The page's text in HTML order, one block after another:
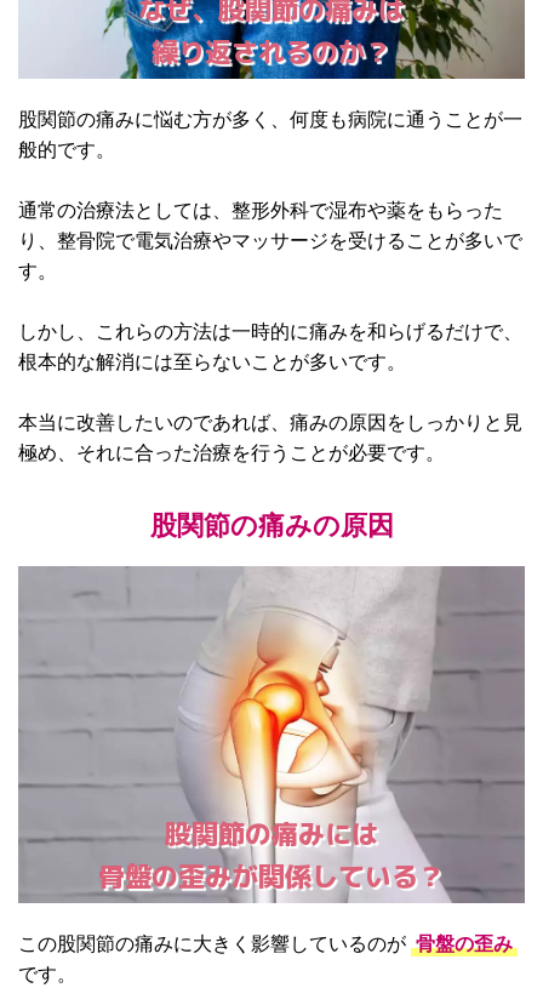
なぜ、股関節の痛みは
繰り返されるのか？
股関節の痛みに悩む方が多く、何度も病院に通うことが一
般的です。
通常の治療法としては、整形外科で湿布や薬をもらった
り、整骨院で電気治療やマッサージを受けることが多いで
す。
しかし、これらの方法は一時的に痛みを和らげるだけで、
根本的な解消には至らないことが多いです。
本当に改善したいのであれば、痛みの原因をしっかりと見
極め、それに合った治療を行うことが必要です。
股関節の痛みの原因
股関節の痛みには
骨盤の歪みが関係している？
この股関節の痛みに大きく影響しているのが 骨盤の歪み
です。